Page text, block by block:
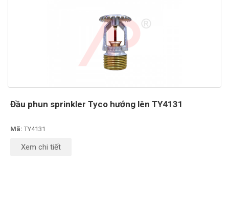
Đầu phun sprinkler Tyco hướng lên TY4131
Mã: TY4131
Xem chi tiết